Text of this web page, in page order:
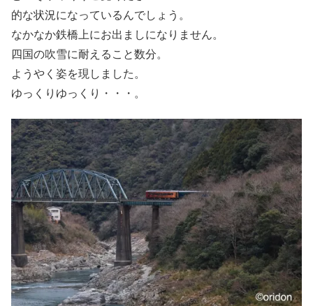
的な状況になっているんでしょう。
なかなか鉄橋上にお出ましになりません。
四国の吹雪に耐えること数分。
ようやく姿を現しました。
ゆっくりゆっくり・・・。